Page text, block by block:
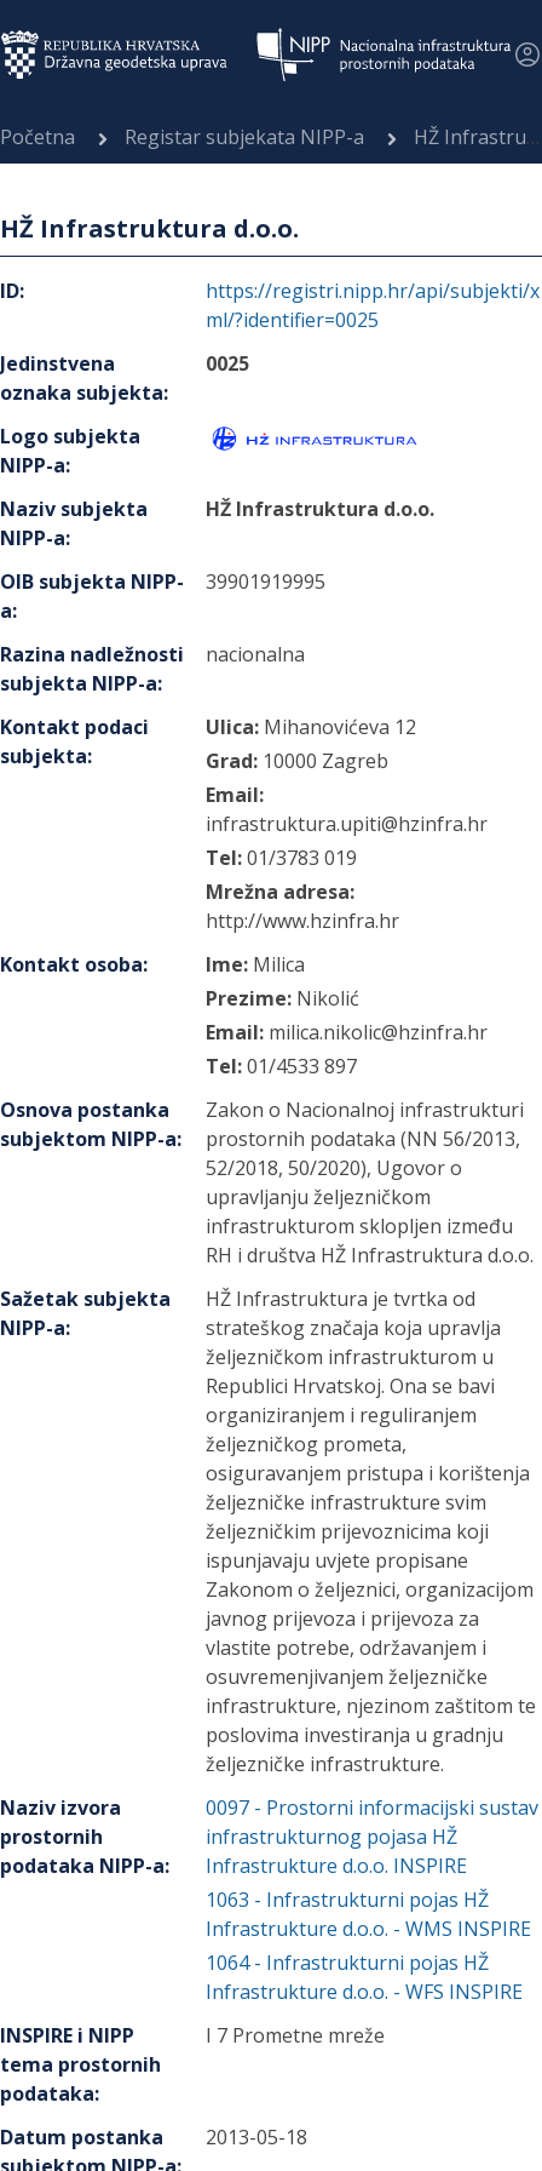
Početna Registar subjekata NIPP-a HŽ Infrastruktura d.o.o.
HŽ Infrastruktura d.o.o.
ID:
https://registri.nipp.hr/api/subjekti/x
ml/?identifier=0025
Jedinstvena
oznaka subjekta:
0025
Logo subjekta
NIPP-a:
Naziv subjekta
NIPP-a:
HŽ Infrastruktura d.o.o.
OIB subjekta NIPP-
a:
39901919995
Razina nadležnosti
subjekta NIPP-a:
nacionalna
Kontakt podaci
subjekta:
Ulica: Mihanovićeva 12
Grad: 10000 Zagreb
Email:
infrastruktura.upiti@hzinfra.hr
Tel:01/3783 019
Mrežna adresa:
http://www.hzinfra.hr
Kontakt osoba: Ime: Milica
Prezime: Nikolić
Email: milica.nikolic@hzinfra.hr
Tel:01/4533 897
Osnova postanka
subjektom NIPP-a:
Zakon o Nacionalnoj infrastrukturi
prostornih podataka (NN 56/2013,
52/2018, 50/2020), Ugovor o
upravljanju željezničkom
infrastrukturom sklopljen između
RH i društva HŽ Infrastruktura d.o.o.
Sažetak subjekta
NIPP-a:
HŽ Infrastruktura je tvrtka od
strateškog značaja koja upravlja
željezničkom infrastrukturom u
Republici Hrvatskoj. Ona se bavi
organiziranjem i reguliranjem
željezničkog prometa,
osiguravanjem pristupa i korištenja
željezničke infrastrukture svim
željezničkim prijevoznicima koji
ispunjavaju uvjete propisane
Zakonom o željeznici, organizacijom
javnog prijevoza i prijevoza za
vlastite potrebe, održavanjem i
osuvremenjivanjem željezničke
infrastrukture, njezinom zaštitom te
poslovima investiranja u gradnju
željezničke infrastrukture.
Naziv izvora
prostornih
podataka NIPP-a:
0097 - Prostorni informacijski sustav
infrastrukturnog pojasa HŽ
Infrastrukture d.o.o. INSPIRE
1063 - Infrastrukturni pojas HŽ
Infrastrukture d.o.o. - WMS INSPIRE
1064- Infrastrukturni pojas HŽ
Infrastrukture d.o.o. - WFS INSPIRE
INSPIRE i NIPP
tema prostornih
podataka:
I 7 Prometne mreže
Datum postanka
2013-05-18